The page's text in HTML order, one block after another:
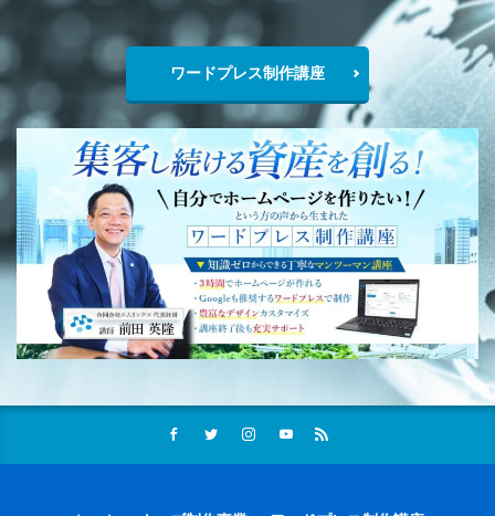
ワードプレス制作講座